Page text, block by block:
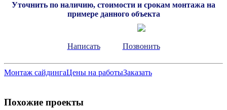
Уточнить по наличию, стоимости и срокам монтажа на
примере данного объекта
Написать Позвонить
Монтаж сайдингаЦены на работыЗаказать
Похожие проекты